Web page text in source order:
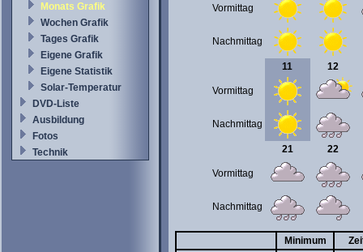
Monats Grafik
Wochen Grafik
Tages Grafik
Eigene Grafik
Eigene Statistik
Solar-Temperatur
DVD-Liste
Ausbildung
Fotos
Technik
Vormittag
Nachmittag
11 12
Vormittag
Nachmittag
21 22
Vormittag
Nachmittag
Minimum